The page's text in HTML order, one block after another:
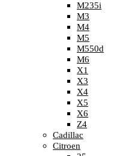
M235i
M3
M4
M5
M550d
M6
X1
X3
X4
X5
X6
Z4
Cadillac
Citroen